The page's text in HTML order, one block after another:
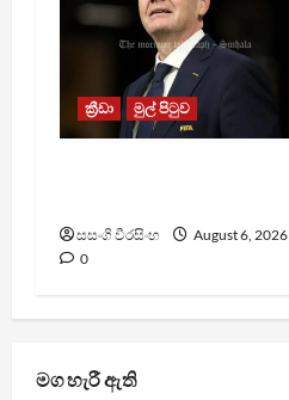
ක්‍රීඩා මුල් පිටුව
සසංගි වීරසිංහ
August 6, 2026
0
මග හැරී ඇති